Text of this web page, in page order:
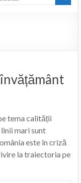
tema calității
mari sunt
este în criză
la traiectoria pe